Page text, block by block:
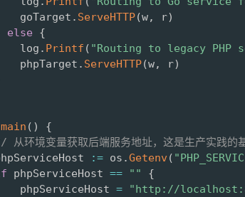
		goTarget
. ServeHTTP(w, r)
else
{
		log
. Printf ( "Routing to legacy PHP
		phpTarget
. ServeHTTP(w, r)
main ( )
{
从环境变量获取后端服务地址，这是生产实践的
:= os .Getenv(
phpServiceHost == ""
{
		phpServiceHost
= "http://